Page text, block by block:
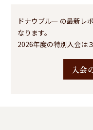
ドナウブルー の最新レ
なります。
2026年度の特別入会は
入会